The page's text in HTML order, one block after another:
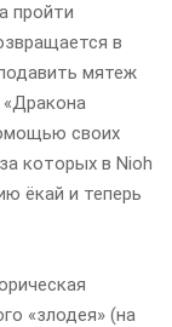
пройти
в
мятеж
своих
которых в Nioh
ёкай и теперь
«злодея» (на